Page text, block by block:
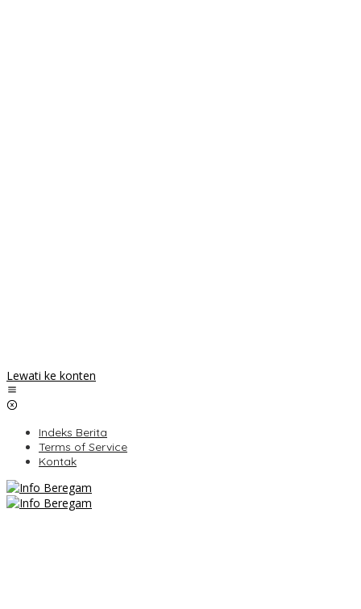
Lewati ke konten
Indeks Berita
Terms of Service
Kontak